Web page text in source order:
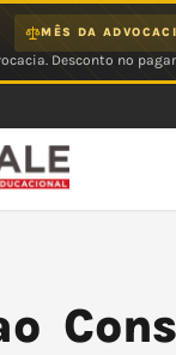
MÊS DA
Desconto no